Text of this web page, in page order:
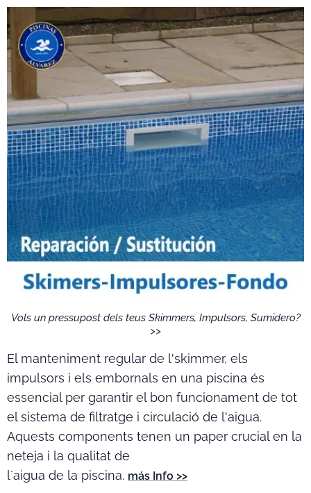
Vols un pressupost dels teus Skimmers, Impulsors, Sumidero?
>>
El manteniment regular de l'skimmer, els
impulsors i els embornals en una piscina és
essencial per garantir el bon funcionament de tot
el sistema de filtratge i circulació de l'aigua.
Aquests components tenen un paper crucial en la
neteja i la qualitat de
l´aigua de la piscina. más Info >>